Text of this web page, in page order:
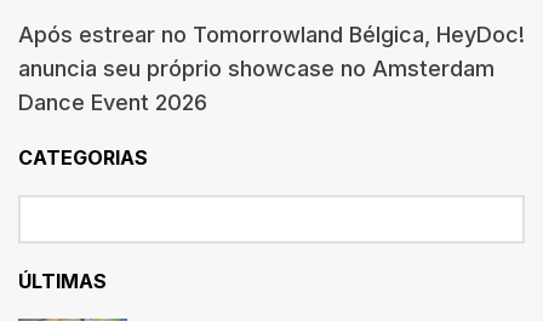
Após estrear no Tomorrowland Bélgica, HeyDoc!
anuncia seu próprio showcase no Amsterdam
Dance Event 2026
CATEGORIAS
ÚLTIMAS